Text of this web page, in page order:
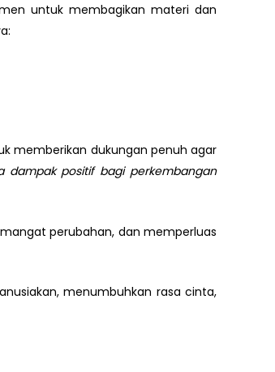
untuk membagikan materi dan
memberikan dukungan penuh agar
dampak positif bagi perkembangan
perubahan, dan memperluas
menumbuhkan rasa cinta,